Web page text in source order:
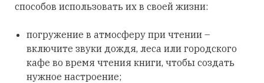
способов использовать их в своей жизни:
погружение в атмосферу при чтении –
включите звуки дождя, леса или городского
кафе во время чтения книги, чтобы создать
нужное настроение;